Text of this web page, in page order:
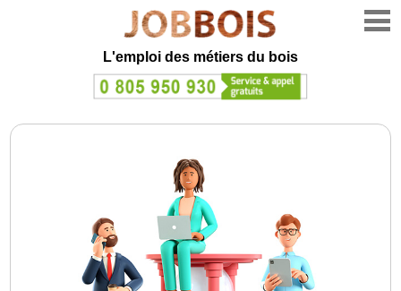
L'emploi des métiers du bois